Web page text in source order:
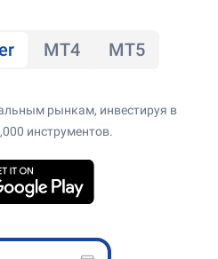
MT4 MT5
рынкам, инвестируя в
инструментов.